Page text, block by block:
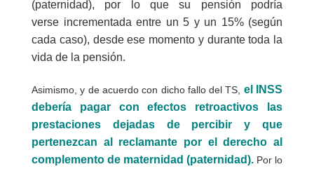
(paternidad), por lo que su pensión podría
verse incrementada entre un 5 y un 15% (según
cada caso), desde ese momento y durante toda la
vida de la pensión.
Asimismo, y de acuerdo con dicho fallo del TS, el INSS
debería pagar con efectos retroactivos las
prestaciones dejadas de percibir y que
pertenezcan al reclamante por el derecho al
complemento de maternidad (paternidad). Por lo